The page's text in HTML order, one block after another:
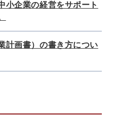
小企業の経営をサポート
計画書）の書き方につい